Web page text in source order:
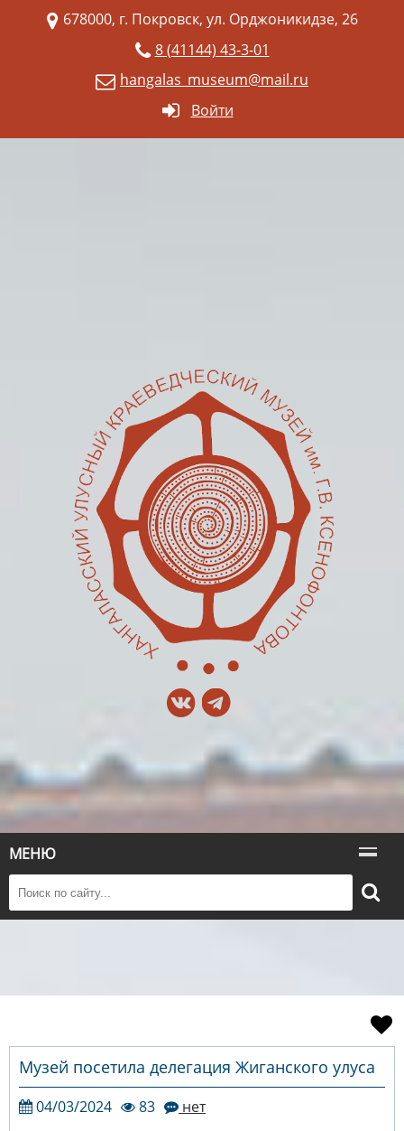
678000, г. Покровск, ул. Орджоникидзе, 26
8 (41144) 43-3-01
hangalas_museum@mail.ru
Войти
МЕНЮ
Музей посетила делегация Жиганского улуса
04/03/2024 83 нет